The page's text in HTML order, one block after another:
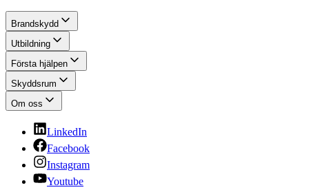
Brandskydd
Utbildning
Första hjälpen
Skyddsrum
Om oss
LinkedIn
Facebook
Instagram
Youtube